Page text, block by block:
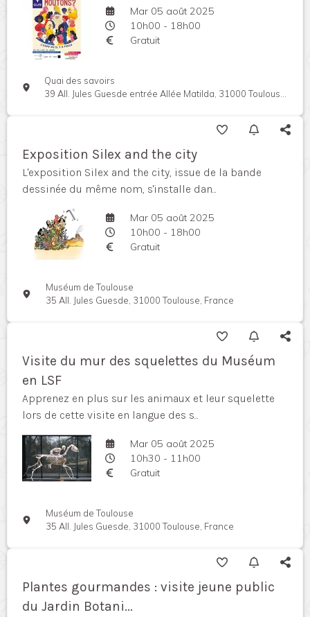
Mar 05 août 2025
10h00 - 18h00
Gratuit
Quai des savoirs
39 All. Jules Guesde entrée Allée Matilda, 31000 Toulouse, France
Exposition Silex and the city
L'exposition Silex and the city, issue de la bande
dessinée du même nom, s'installe dan...
Mar 05 août 2025
10h00 - 18h00
Gratuit
Muséum de Toulouse
35 All. Jules Guesde, 31000 Toulouse, France
Visite du mur des squelettes du Muséum
en LSF
Apprenez en plus sur les animaux et leur squelette
lors de cette visite en langue des s...
Mar 05 août 2025
10h30 - 11h00
Gratuit
Muséum de Toulouse
35 All. Jules Guesde, 31000 Toulouse, France
Plantes gourmandes : visite jeune public
du Jardin Botani...